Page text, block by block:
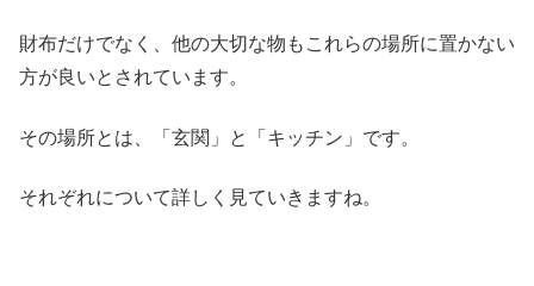
財布だけでなく、他の大切な物もこれらの場所に置かない
方が良いとされています。
その場所とは、「玄関」と「キッチン」です。
​​それぞれについて詳しく見ていきますね。